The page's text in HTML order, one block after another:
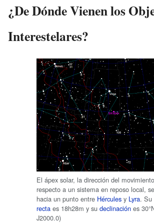
¿De Dónde Vienen los
Interestelares?
El ápex solar, la dirección del
respecto a un sistema en reposo local,
hacia un punto entre Hércules y Lyra. Su
recta es 18h28m y su declinación es
J2000.0)